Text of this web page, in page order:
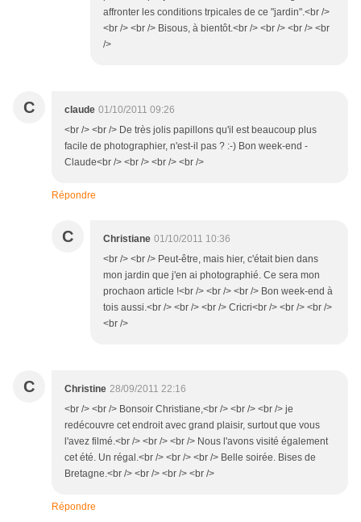
affronter les conditions trpicales de ce "jardin".<br />
<br /> <br /> Bisous, à bientôt.<br /> <br /> <br /> <br
/>
C claude 01/10/2011 09:26
<br /> <br /> De très jolis papillons qu'il est beaucoup plus
facile de photographier, n'est-il pas ? :-) Bon week-end -
Claude<br /> <br /> <br /> <br />
Répondre
C Christiane 01/10/2011 10:36
<br /> <br /> Peut-être, mais hier, c'était bien dans
mon jardin que j'en ai photographié. Ce sera mon
prochaon article !<br /> <br /> <br /> Bon week-end à
tois aussi.<br /> <br /> <br /> Cricri<br /> <br /> <br />
<br />
C Christine 28/09/2011 22:16
<br /> <br /> Bonsoir Christiane,<br /> <br /> <br /> je
redécouvre cet endroit avec grand plaisir, surtout que vous
l'avez filmé.<br /> <br /> <br /> Nous l'avons visité également
cet été. Un régal.<br /> <br /> <br /> Belle soirée. Bises de
Bretagne.<br /> <br /> <br /> <br />
Répondre